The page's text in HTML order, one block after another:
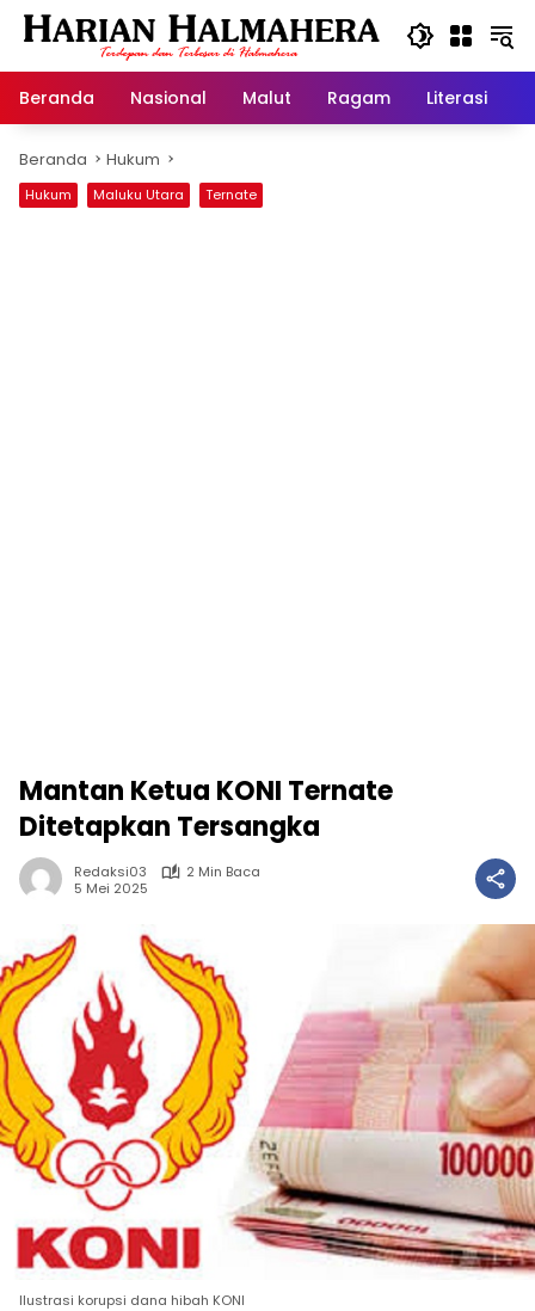
Langsung
Beranda
Nasional Malut Ragam Literasi
Beranda Hukum
Hukum Maluku Utara Ternate
Mantan Ketua KONI Ternate
Ditetapkan Tersangka
Redaksi03
2 Min Baca
5 Mei 2025
Ilustrasi korupsi dana hibah KONI